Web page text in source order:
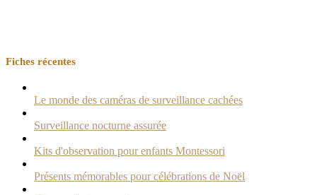
Fiches récentes
Le monde des caméras de surveillance cachées
Surveillance nocturne assurée
Kits d'observation pour enfants Montessori
Présents mémorables pour célébrations de Noël